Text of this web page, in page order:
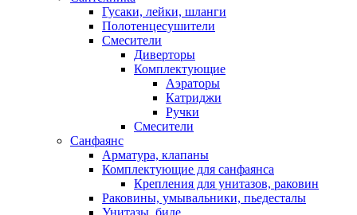
Гусаки, лейки, шланги
Полотенцесушители
Смесители
Диверторы
Комплектующие
Аэраторы
Катриджи
Ручки
Смесители
Санфаянс
Арматура, клапаны
Комплектующие для санфаянса
Крепления для унитазов, раковин
Раковины, умывальники, пьедесталы
Унитазы, биде